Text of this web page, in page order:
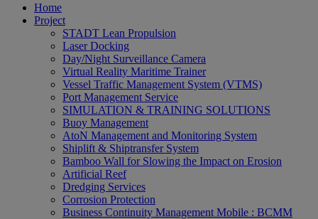
Home
Project
STADT Lean Propulsion
Laser Docking
Day/Night Surveillance Camera
Virtual Reality Maritime Trainer
Vessel Traffic Management System (VTMS)
Port Management Service
SIMULATION & TRAINING SOLUTIONS
Buoy Management
AtoN Management and Monitoring System
Shiplift & Shiptransfer System
Bamboo Wall for Slowing the Impact on Erosion
Artificial Reef
Dredging Services
Corrosion Protection
Business Continuity Management Mobile : BCMM